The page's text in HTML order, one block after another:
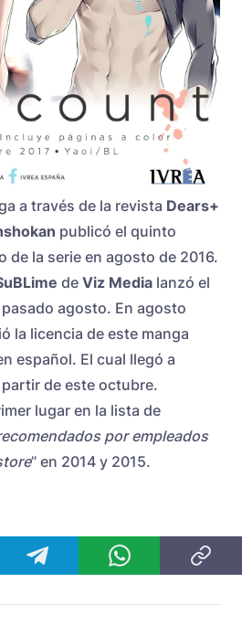
a través de la revista Dears+
publicó el quinto
de la serie en agosto de 2016.
de Viz Media lanzó el
agosto. En agosto
la licencia de este manga
español. El cual llegó a
de este octubre.
lugar en la lista de
por empleados
” en 2014 y 2015.